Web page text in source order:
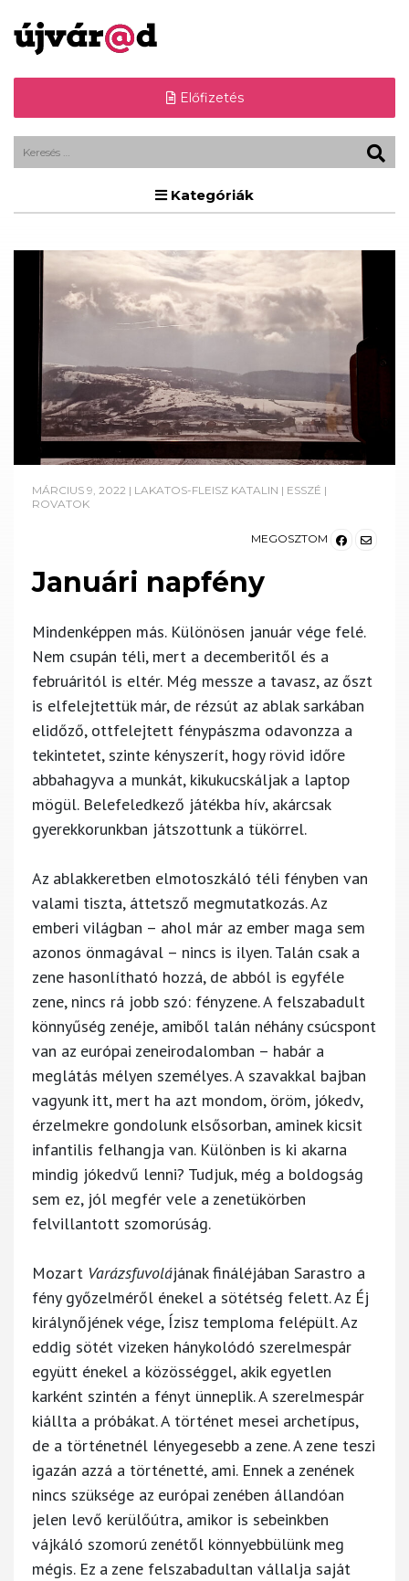
Előfizetés
Kategóriák
MÁRCIUS 9, 2022 | LAKATOS-FLEISZ KATALIN | ESSZÉ |
ROVATOK
MEGOSZTOM
Januári napfény
Mindenképpen más. Különösen január vége felé.
Nem csupán téli, mert a decemberitől és a
februáritól is eltér. Még messze a tavasz, az őszt
is elfelejtettük már, de rézsút az ablak sarkában
elidőző, ottfelejtett fénypászma odavonzza a
tekintetet, szinte kényszerít, hogy rövid időre
abbahagyva a munkát, kikukucskáljak a laptop
mögül. Belefeledkező játékba hív, akárcsak
gyerekkorunkban játszottunk a tükörrel.
Az ablakkeretben elmotoszkáló téli fényben van
valami tiszta, áttetsző megmutatkozás. Az
emberi világban – ahol már az ember maga sem
azonos önmagával – nincs is ilyen. Talán csak a
zene hasonlítható hozzá, de abból is egyféle
zene, nincs rá jobb szó: fényzene. A felszabadult
könnyűség zenéje, amiből talán néhány csúcspont
van az európai zeneirodalomban – habár a
meglátás mélyen személyes. A szavakkal bajban
vagyunk itt, mert ha azt mondom, öröm, jókedv,
érzelmekre gondolunk elsősorban, aminek kicsit
infantilis felhangja van. Különben is ki akarna
mindig jókedvű lenni? Tudjuk, még a boldogság
sem ez, jól megfér vele a zenetükörben
felvillantott szomorúság.
Mozart Varázsfuvolájának fináléjában Sarastro a
fény győzelméről énekel a sötétség felett. Az Éj
királynőjének vége, Ízisz temploma felépült. Az
eddig sötét vizeken hánykolódó szerelmespár
együtt énekel a közösséggel, akik egyetlen
karként szintén a fényt ünneplik. A szerelmespár
kiállta a próbákat. A történet mesei archetípus,
de a történetnél lényegesebb a zene. A zene teszi
igazán azzá a történetté, ami. Ennek a zenének
nincs szüksége az európai zenében állandóan
jelen levő kerülőútra, amikor is sebeinkben
vájkáló szomorú zenétől könnyebbülünk meg
mégis. Ez a zene felszabadultan vállalja saját